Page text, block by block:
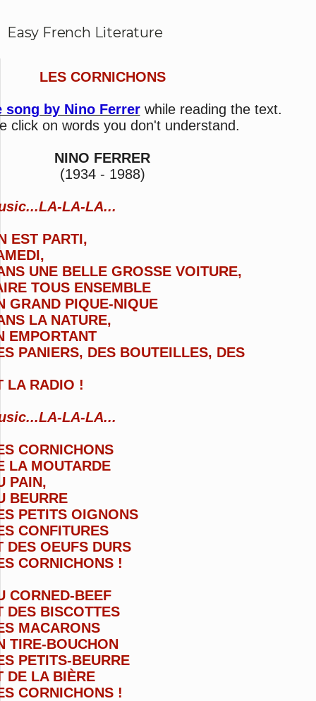
Easy French Literature
LES CORNICHONS
song by Nino Ferrerwhile reading the text.
click on words you don't understand.
NINO FERRER
(1934 - 1988)
LA-LA...
EST PARTI,
UNE BELLE GROSSE VOITURE,
TOUS ENSEMBLE
GRAND PIQUE-NIQUE
LA NATURE,
EMPORTANT
PANIERS, DES BOUTEILLES, DES
LA RADIO !
LA-LA...
CORNICHONS
LA MOUTARDE
PAIN,
BEURRE
PETITS OIGNONS
CONFITURES
DES OEUFS DURS
CORNICHONS !
CORNED-BEEF
DES BISCOTTES
MACARONS
TIRE-BOUCHON
PETITS-BEURRE
DE LA BIÈRE
CORNICHONS !